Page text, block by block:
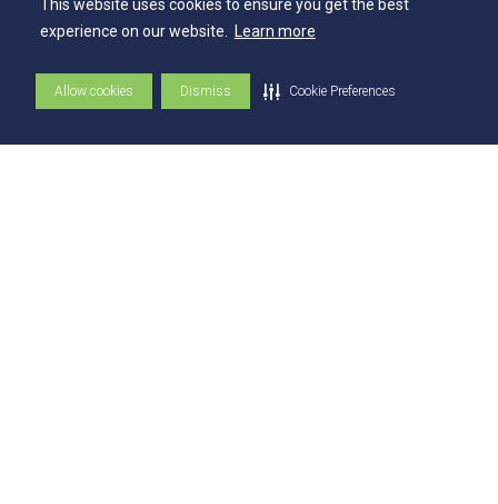
This website uses cookies to ensure you get the best
experience on our website. Learn more
Allow cookies Dismiss Cookie Preferences
Núcleo de Acessibilidade e Inclusão
Comissão Técnica de Seleção